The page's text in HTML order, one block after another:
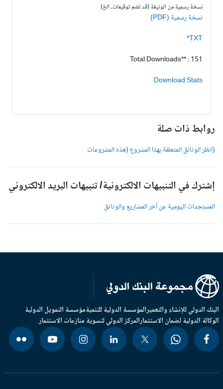
نسخة رسمية من الوثيقة (قد تضم توقيعات، الخ)
نسخة رسمية (PDF)
TXT*
Total Downloads** : 151
Download Stats
روابط ذات صلة
(انظر الوثائق المتعلقة بهذا المشروع (هذه المشروعات
إشترك في التنبيهات الالكترونية/ تنبيهات البريد الالكتروني
المستجدات اليومية عن آخر المشاريع والوثائق
الدولي للإنشاء والتعميرالمؤسسة الدولية للتنميةمؤسسة التمويل الدولية
الدولية لضمان الاستثمارالمركز الدولي لتسوية منازعات الاستثمار